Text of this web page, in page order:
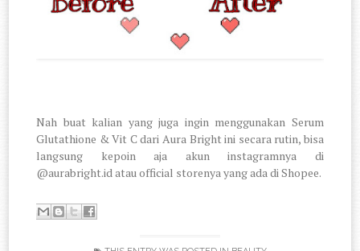
Nah buat kalian yang juga ingin menggunakan Serum
Glutathione & Vit C dari Aura Bright ini secara rutin, bisa
langsung kepoin aja akun instagramnya di
@aurabright.id atau official storenya yang ada di Shopee.